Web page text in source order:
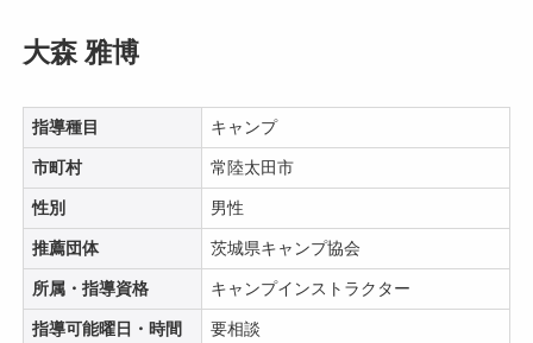
大森 雅博
指導種目 キャンプ
市町村 常陸太田市
性別 男性
推薦団体 茨城県キャンプ協会
所属・指導資格 キャンプインストラクター
指導可能曜日・時間 要相談